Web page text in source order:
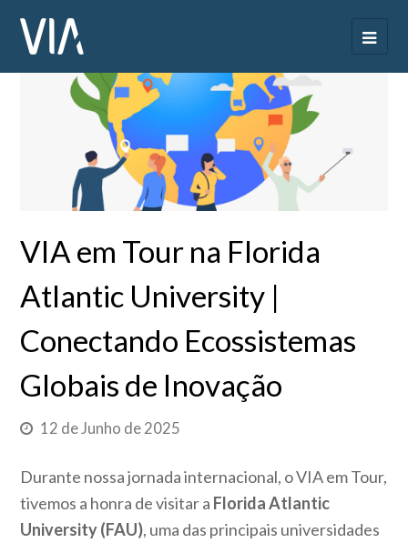
VIA em Tour na Florida
Atlantic University |
Conectando Ecossistemas
Globais de Inovação
12 de Junho de 2025
Durante nossa jornada internacional, o VIA em Tour,
tivemos a honra de visitar a Florida Atlantic
University (FAU), uma das principais universidades